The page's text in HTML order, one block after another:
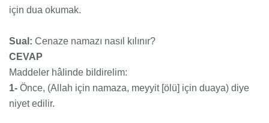
için dua okumak.
Sual: Cenaze namazı nasıl kılınır?
CEVAP
Maddeler hâlinde bildirelim:
1- Önce, (Allah için namaza, meyyit [ölü] için duaya) diye
niyet edilir.